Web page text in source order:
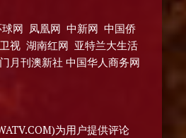
网 凤凰网 中新网 中国侨
视 湖南红网 亚特兰大生活
月刊澳新社 中国华人商务网
为用户提供评论